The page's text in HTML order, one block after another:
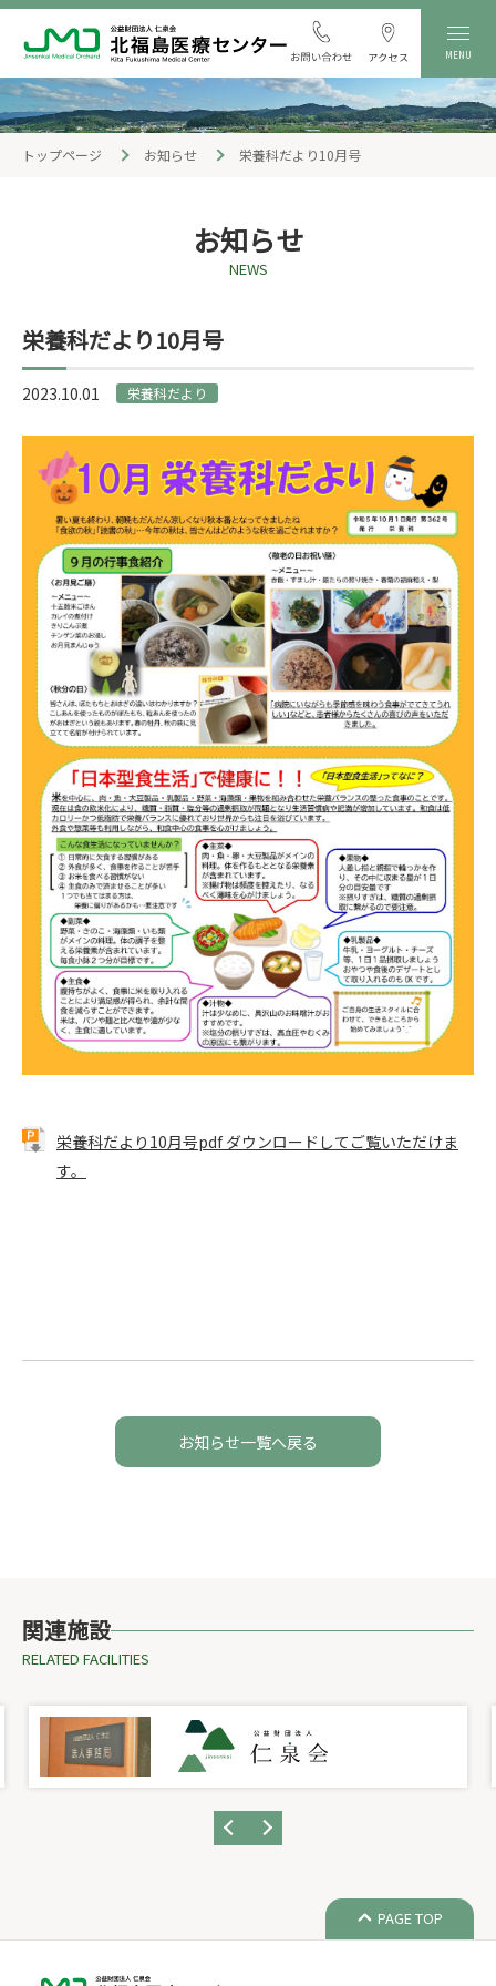
MENU
トップページ お知らせ 栄養科だより10月号
お知らせ
NEWS
栄養科だより10月号
2023.10.01 栄養科だより
栄養科だより10月号pdf ダウンロードしてご覧いただけま
す。
お知らせ一覧へ戻る
関連施設
RELATED FACILITIES
PAGE TOP